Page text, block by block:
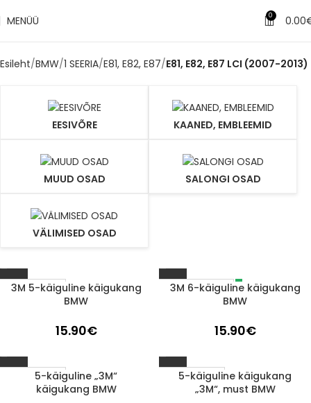
MENÜÜ 0 0.00
Esileht BMW 1 SEERIA E81, E82, E87 E81, E82, E87 LCI (2007-2013)
EESIVÕRE KAANED, EMBLEEMID
MUUD OSAD SALONGI OSAD
VÄLIMISED OSAD
1-3 D.D.
3M 5-käiguline käigukang
BMW
15.90€
LÄBIMÜÜDUD
3M 6-käiguline käigukang
BMW
15.90€
1-3 D.D.
5-käiguline „3M“
käigukang BMW
1-3 D.D.
5-käiguline käigukang
„3M“, must BMW